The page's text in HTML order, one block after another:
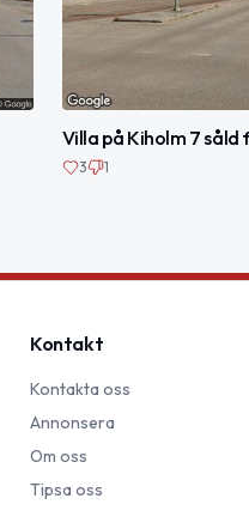
Villa på Kiholm 7
3 1
Kontakt
Kontakta oss
Annonsera
Om oss
Tipsa oss